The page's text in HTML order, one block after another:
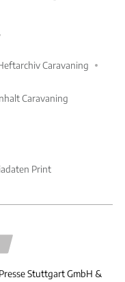
Caravaning
Caravaning
Print
Stuttgart GmbH &